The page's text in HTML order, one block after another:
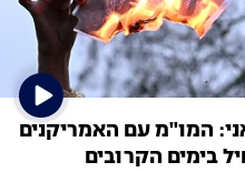
המו"מ עם האמריקנים
בימים הקרובים